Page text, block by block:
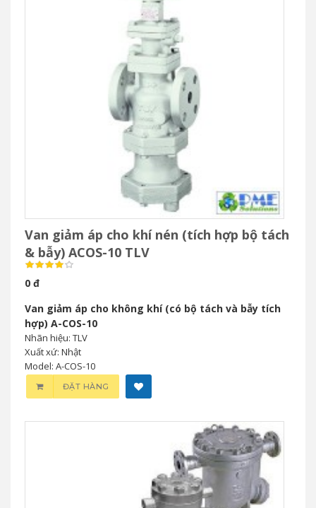
Van giảm áp cho khí nén (tích hợp bộ tách
& bẫy) ACOS-10 TLV
0 đ
Van giảm áp cho không khí (có bộ tách và bẫy tích
hợp) A-COS-10
Nhãn hiệu: TLV
Xuất xứ: Nhật
Model: A-COS-10
ĐẶT HÀNG